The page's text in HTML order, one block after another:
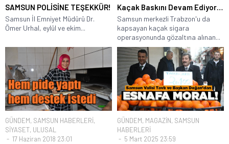
SAMSUN POLİSİNE TEŞEKKÜR!
Samsun İl Emniyet Müdürü Dr.
Ömer Urhal, eylül ve ekim...
Kaçak Baskını Devam Ediyor…
Samsun merkezli Trabzon'u da
kapsayan kaçak sigara
operasyonunda gözaltına alınan...
GÜNDEM, SAMSUN HABERLERİ,
SİYASET, ULUSAL
17 Haziran 2018 23:01
GÜNDEM, MAGAZİN, SAMSUN
HABERLERİ
5 Mart 2025 23:59